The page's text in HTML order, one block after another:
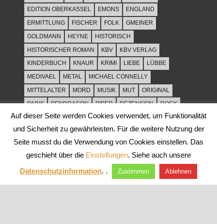
EDITION OBERKASSEL
EMONS
ENGLAND
ERMITTLUNG
FISCHER FOLK
GMEINER
GOLDMANN
HEYNE
HISTORISCH
HISTORISCHER ROMAN
KBV
KBV VERLAG
KINDERBUCH
KNAUR KRIMI LIEBE
LÜBBE
MEDIVAEL
METAL
MICHAEL CONNELLY
MITTELALTER
MORD MUSIK MUT
ORIGINAL
PARIS
PENDRAGON PIPER REZENSION
ROCK
ROCKMUSIK
ROMAN ROWOHLT
SACHBUCH
SPANNUNG
SYLT THRILLER TOD
ULLSTEIN
WEIHNACHT
Auf dieser Seite werden Cookies verwendet, um Funktionalität
und Sicherheit zu gewährleisten. Für die weitere Nutzung der
Seite musst du die Verwendung von Cookies einstellen. Das
geschieht über die Einstellungen. Siehe auch unsere
Datenschutzinformation. . Zustimmen Ablehnen